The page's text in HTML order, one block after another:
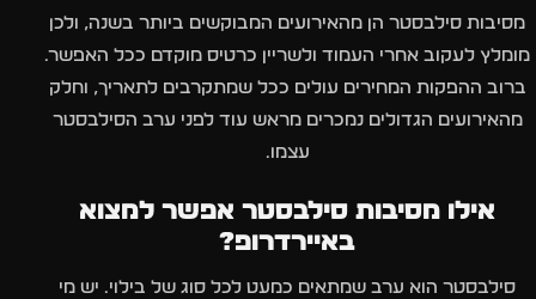
מסיבות סילבסטר הן מהאירועים המבוקשים ביותר בשנה, ולכן
מומלץ לעקוב אחרי העמוד ולשריין כרטיס מוקדם ככל האפשר.
ברוב ההפקות המחירים עולים ככל שמתקרבים לתאריך, וחלק
מהאירועים הגדולים נמכרים מראש עוד לפני ערב הסילבסטר
עצמו.
אילו מסיבות סילבסטר אפשר למצוא
באיירדרופ?
סילבסטר הוא ערב שמתאים כמעט לכל סוג של בילוי. יש מי